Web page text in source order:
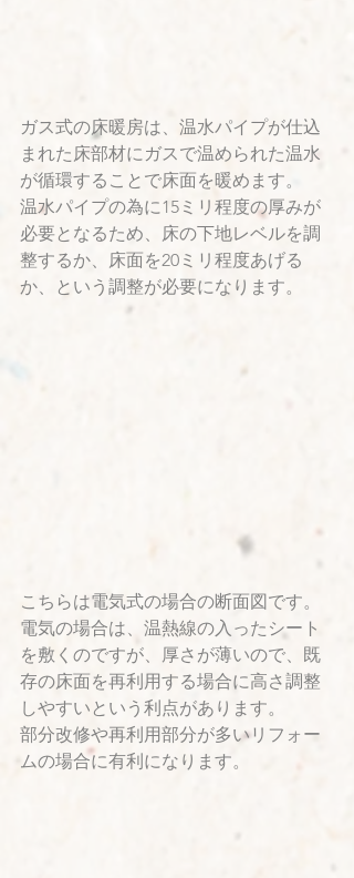
ガス式の床暖房は、温水パイプが仕込
まれた床部材にガスで温められた温水
が循環することで床面を暖めます。
温水パイプの為に15ミリ程度の厚みが
必要となるため、床の下地レベルを調
整するか、床面を20ミリ程度あげる
か、という調整が必要になります。
こちらは電気式の場合の断面図です。
電気の場合は、温熱線の入ったシート
を敷くのですが、厚さが薄いので、既
存の床面を再利用する場合に高さ調整
しやすいという利点があります。
部分改修や再利用部分が多いリフォー
ムの場合に有利になります。